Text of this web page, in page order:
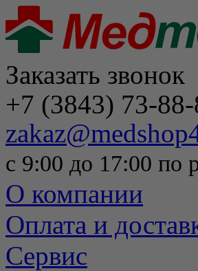
Заказать звонок
+7 (3843) 73-
с 9:00 до 17:00 по
О компании
Оплата и
Сервис